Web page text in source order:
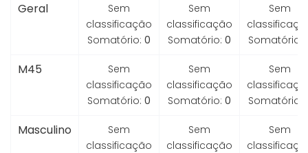
Geral
Sem
classificação
Somatório: 0
Sem
classificação
Somatório: 0
Sem
Somatório:
M45
Sem
classificação
Somatório: 0
Sem
classificação
Somatório: 0
Sem
Somatório:
Masculino
Sem
classificação
Sem
classificação
Sem